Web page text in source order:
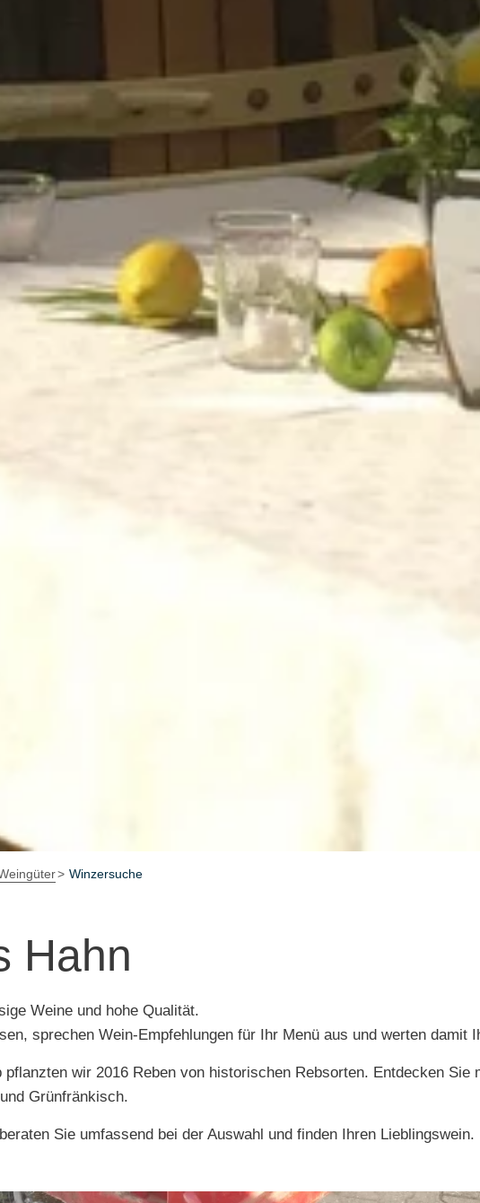
Winzersuche
Hahn
Weine und hohe Qualität.
sprechen Wein-Empfehlungen für Ihr Menü aus und werten damit
wir 2016 Reben von historischen Rebsorten. Entdecken Sie
Grünfränkisch.
Sie umfassend bei der Auswahl und finden Ihren Lieblingswein.